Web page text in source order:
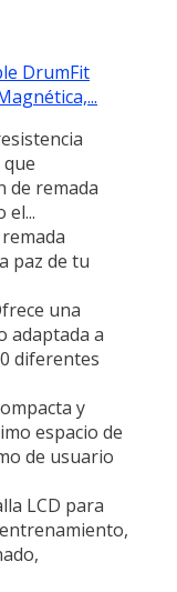
DrumFit
de remada
el...
paz de tu
una
adaptada a
diferentes
y
espacio de
de usuario
LCD para